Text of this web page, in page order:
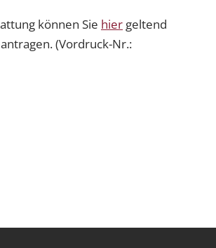
können Sie hier geltend
(Vordruck-Nr.: